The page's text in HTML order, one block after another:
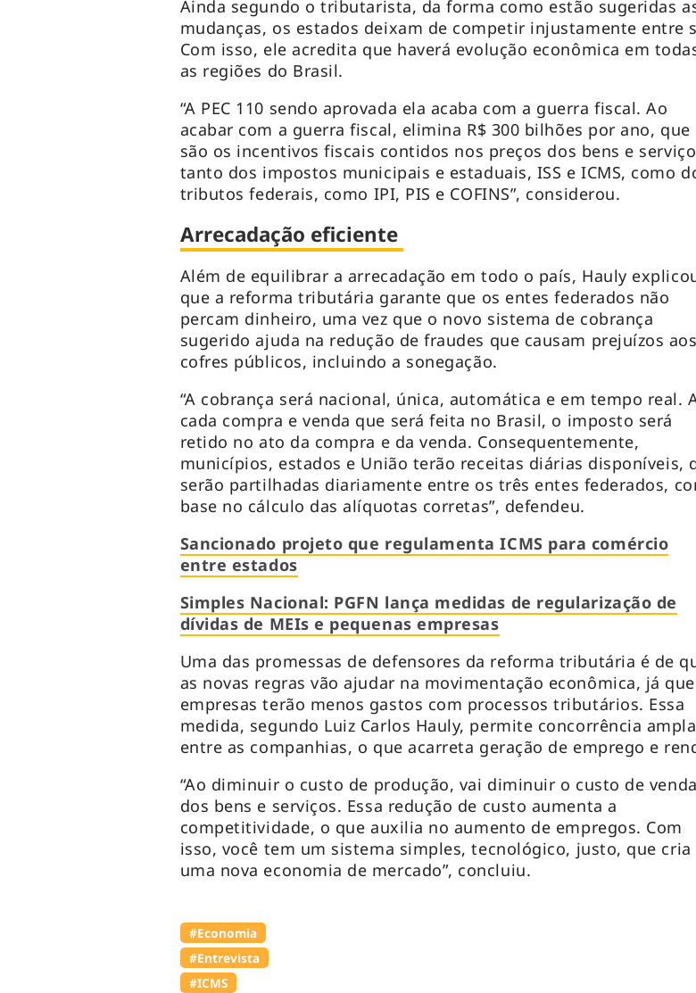
Ainda segundo o tributarista, da forma como estão sugeridas
mudanças, os estados deixam de competir injustamente entre
Com isso, ele acredita que haverá evolução econômica em
as regiões do Brasil.
“A PEC 110 sendo aprovada ela acaba com a guerra fiscal. Ao
acabar com a guerra fiscal, elimina R$ 300 bilhões por ano, que
são os incentivos fiscais contidos nos preços dos bens e
tanto dos impostos municipais e estaduais, ISS e ICMS, como
tributos federais, como IPI, PIS e COFINS”, considerou.
Arrecadação eficiente
Além de equilibrar a arrecadação em todo o país, Hauly
que a reforma tributária garante que os entes federados não
percam dinheiro, uma vez que o novo sistema de cobrança
sugerido ajuda na redução de fraudes que causam prejuízos aos
cofres públicos, incluindo a sonegação.
“A cobrança será nacional, única, automática e em tempo real.
cada compra e venda que será feita no Brasil, o imposto será
retido no ato da compra e da venda. Consequentemente,
municípios, estados e União terão receitas diárias disponíveis,
serão partilhadas diariamente entre os três entes federados,
base no cálculo das alíquotas corretas”, defendeu.
Sancionado projeto que regulamenta ICMS para comércio
entre estados
Simples Nacional: PGFN lança medidas de regularização de
dívidas de MEIs e pequenas empresas
Uma das promessas de defensores da reforma tributária é de
as novas regras vão ajudar na movimentação econômica, já
empresas terão menos gastos com processos tributários. Essa
medida, segundo Luiz Carlos Hauly, permite concorrência ampla
entre as companhias, o que acarreta geração de emprego e
“Ao diminuir o custo de produção, vai diminuir o custo de venda
dos bens e serviços. Essa redução de custo aumenta a
competitividade, o que auxilia no aumento de empregos. Com
isso, você tem um sistema simples, tecnológico, justo, que cria
uma nova economia de mercado”, concluiu.
#Economia
#Entrevista
#ICMS